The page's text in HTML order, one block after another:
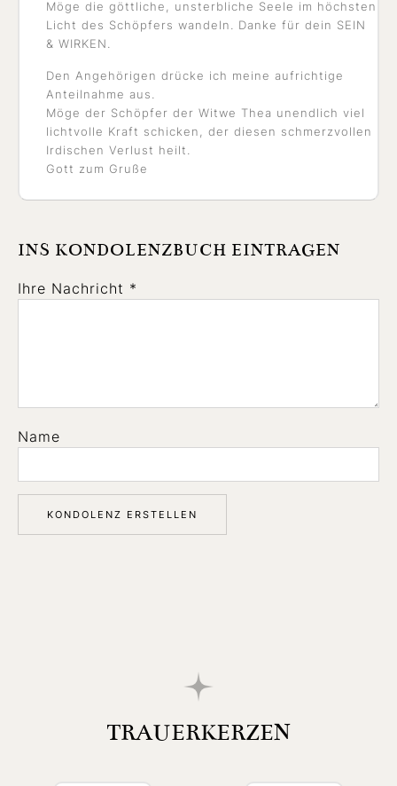
Möge die göttliche, unsterbliche Seele im höchsten
Licht des Schöpfers wandeln. Danke für dein SEIN
& WIRKEN.
Den Angehörigen drücke ich meine aufrichtige
Anteilnahme aus.
Möge der Schöpfer der Witwe Thea unendlich viel
lichtvolle Kraft schicken, der diesen schmerzvollen
Irdischen Verlust heilt.
Gott zum Gruße
INS KONDOLENZBUCH EINTRAGEN
Ihre Nachricht *
Name
TRAUERKERZEN